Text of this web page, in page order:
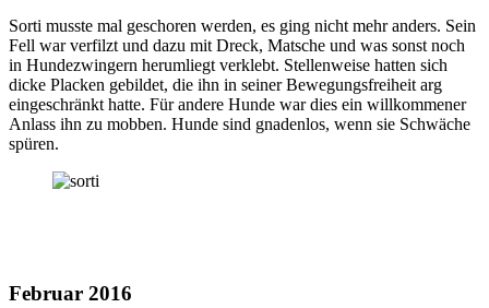
Sorti musste mal geschoren werden, es ging nicht mehr anders. Sein
Fell war verfilzt und dazu mit Dreck, Matsche und was sonst noch
in Hundezwingern herumliegt verklebt. Stellenweise hatten sich
dicke Placken gebildet, die ihn in seiner Bewegungsfreiheit arg
eingeschränkt hatte. Für andere Hunde war dies ein willkommener
Anlass ihn zu mobben. Hunde sind gnadenlos, wenn sie Schwäche
spüren.
Februar 2016